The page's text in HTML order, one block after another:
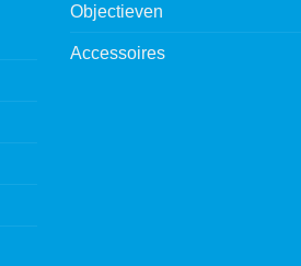
Objectieven
Accessoires